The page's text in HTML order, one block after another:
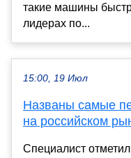
такие машины
лидерах по...
15:00, 19 Июл
Названы самые
на российском
Специалист